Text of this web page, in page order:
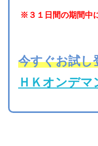
※３１日間の期間中
今すぐお試し
ＨＫオンデマ